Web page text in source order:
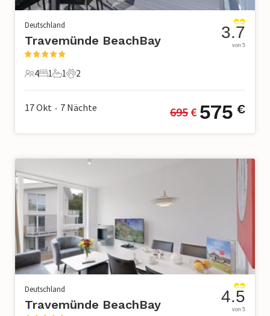
Deutschland
Travemünde BeachBay
4 Gäste
4
1 Schlafzimmer
1
1 Badezimmer
1
2 Haustiere
2
3.7
von 5
17 Okt • 7 Nächte 695 € 575 €
Deutschland
Travemünde BeachBay 4.5
von 5